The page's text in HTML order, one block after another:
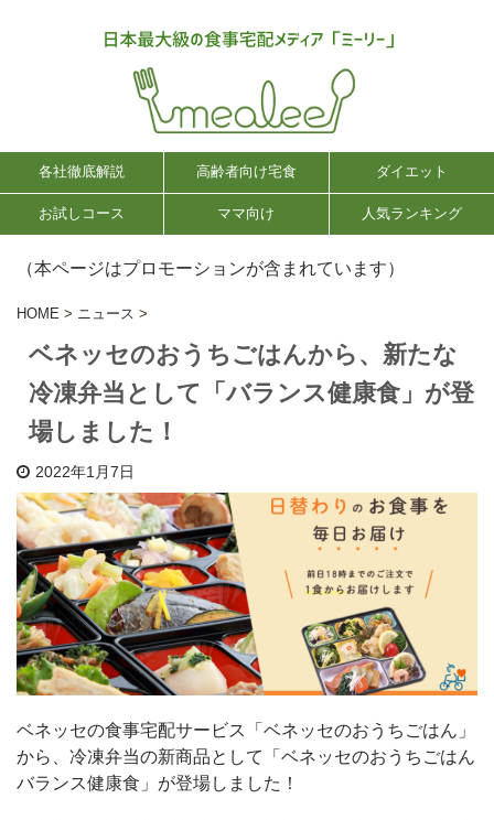
各社徹底解説 高齢者向け宅食 ダイエット
お試しコース ママ向け 人気ランキング
（本ページはプロモーションが含まれています）
HOME > ニュース >
ベネッセのおうちごはんから、新たな
冷凍弁当として「バランス健康食」が登
場しました！
2022年1月7日
ベネッセの食事宅配サービス「ベネッセのおうちごはん」
から、冷凍弁当の新商品として「ベネッセのおうちごはん
バランス健康食」が登場しました！